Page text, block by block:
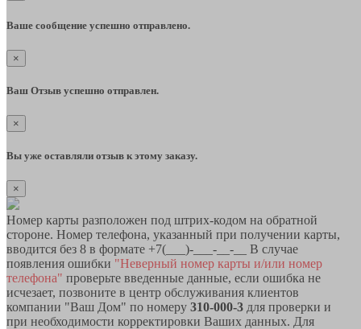
Ваше сообщение успешно отправлено.
×
Ваш Отзыв успешно отправлен.
×
Вы уже оставляли отзыв к этому заказу.
×
Номер карты разположен под штрих-кодом на обратной
стороне. Номер телефона, указанный при получении карты,
вводится без 8 в формате +7(___)-___-__-__ В случае
появления ошибки "Неверный номер карты и/или номер
телефона" проверьте введенные данные, если ошибка не
исчезает, позвоните в центр обслуживания клиентов
компании "Ваш Дом" по номеру 310-000-3 для проверки и
при необходимости корректировки Ваших данных. Для